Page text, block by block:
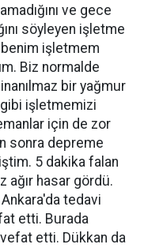
ve gece
söyleyen işletme
benim işletmem
Biz normalde
bir yağmur
işletmemizi
için de zor
sonra depreme
5 dakika falan
ağır hasar gördü.
Ankara'da tedavi
etti. Burada
etti. Dükkan da